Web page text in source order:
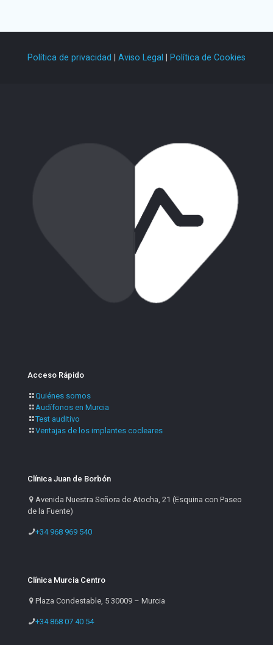
Política de privacidad | Aviso Legal | Política de Cookies
Acceso Rápido
Quiénes somos
Audífonos en Murcia
Test auditivo
Ventajas de los implantes cocleares
Clínica Juan de Borbón
Avenida Nuestra Señora de Atocha, 21 (Esquina con Paseo
de la Fuente)
+34 968 969 540
Clínica Murcia Centro
Plaza Condestable, 5 30009 – Murcia
+34 868 07 40 54